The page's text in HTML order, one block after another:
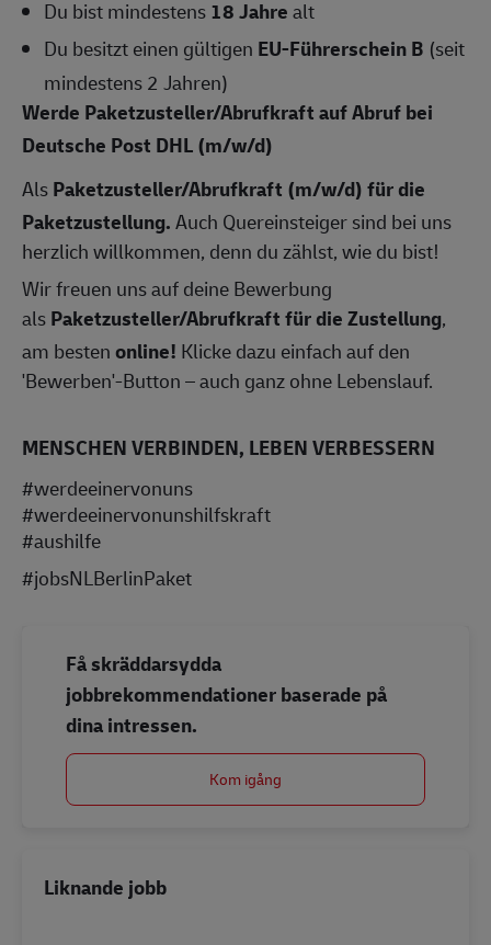
Du bist mindestens 18 Jahrealt
Du besitzt einen gültigen EU-Führerschein B (seit
mindestens 2 Jahren)
Werde Paketzusteller/Abrufkraft auf Abruf bei
Deutsche Post DHL(m/w/d)
AlsPaketzusteller/Abrufkraft (m/w/d) für die
Paketzustellung.Auch Quereinsteiger sind bei uns
herzlich willkommen, denn du zählst, wie du bist!
Wir freuen uns auf deine Bewerbung
alsPaketzusteller/Abrufkraftfür die Zustellung,
am bestenonline! Klicke dazu einfach auf den
'Bewerben'-Button – auch ganz ohne Lebenslauf.
MENSCHEN VERBINDEN, LEBEN VERBESSERN
#werdeeinervonuns
#werdeeinervonunshilfskraft
#aushilfe
#jobsNLBerlinPaket
Få skräddarsydda
jobbrekommendationer baserade på
dina intressen.
Kom igång
Liknande jobb